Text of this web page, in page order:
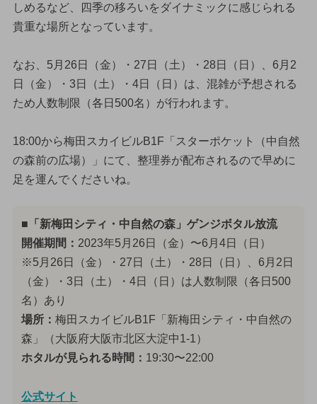
しめるなど、四季の移ろいをダイナミックに感じられる
貴重な場所となっています。
なお、5月26日（金）・27日（土）・28日（日）、6月2
日（金）・3日（土）・4日（日）は、混雑が予想される
ため人数制限（各日500名）が行われます。
18:00から梅田スカイビルB1F「スターポケット（中自然
の森前の広場）」にて、整理券が配布されるので早めに
足を運んでくださいね。
■「新梅田シティ・中自然の森」ゲンジボタル放流
開催期間： 2023年5月26日（金）〜6月4日（日）
※5月26日（金）・27日（土）・28日（日）、6月2日
（金）・3日（土）・4日（日）は人数制限（各日500
名）あり
場所： 梅田スカイビルB1F「新梅田シティ・中自然の
森」（大阪府大阪市北区大淀中1-1）
ホタルが見られる時間： 19:30〜22:00
公式サイト